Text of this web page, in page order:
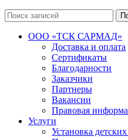
ООО «ТСК САРМАД»
Доставка и оплата
Сертификаты
Благодарности
Заказчики
Партнеры
Вакансии
Правовая
Услуги
Установка